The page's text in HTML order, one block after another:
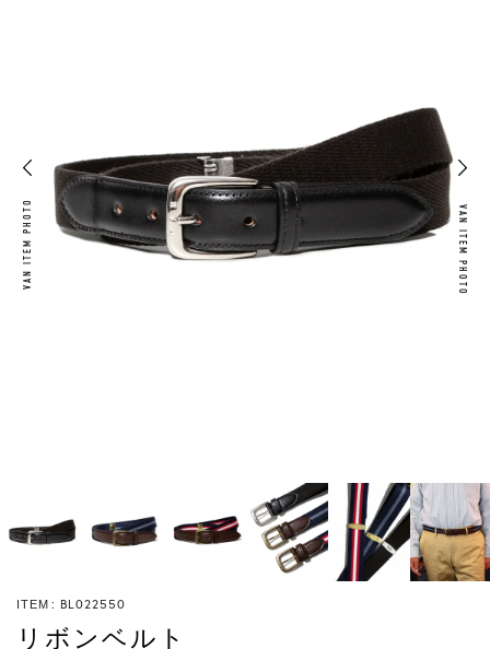
VAN ITEM PHOTO
VAN ITEM PHOTO
ITEM BL022550
リボンベルト